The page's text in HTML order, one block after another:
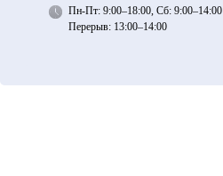
Пн-Пт: 9:00–18:00, Сб: 9:00–14:00
Перерыв: 13:00–14:00